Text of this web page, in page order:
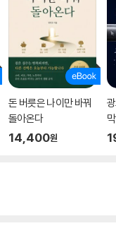
돈 버릇은 나이만 바꿔
돌아온다
14,400원